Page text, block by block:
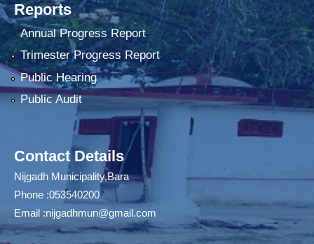
Reports
Annual Progress Report
Trimester Progress Report
Public Hearing
Public Audit
Contact Details
Nijgadh Municipality,Bara
Phone :053540200
Email :nijgadhmun@gmail.com